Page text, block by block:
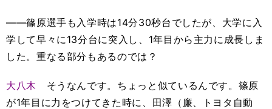
――篠原選手も入学時は14分30秒台でしたが、大学に入
学して早々に13分台に突入し、1年目から主力に成長しま
した。重なる部分もあるのでは？
大八木 そうなんです。ちょっと似ているんです。篠原
が1年目に力をつけてきた時に、田澤（廉、トヨタ自動